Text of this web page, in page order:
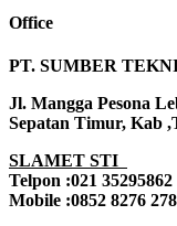
Office
PT. SUMBER
Jl. Mangga Pesona
Sepatan Timur, Kab
SLAMET STI
Telpon :021 35295862
Mobile :0852 8276